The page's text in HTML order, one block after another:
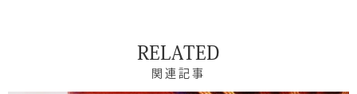
RELATED
関連記事